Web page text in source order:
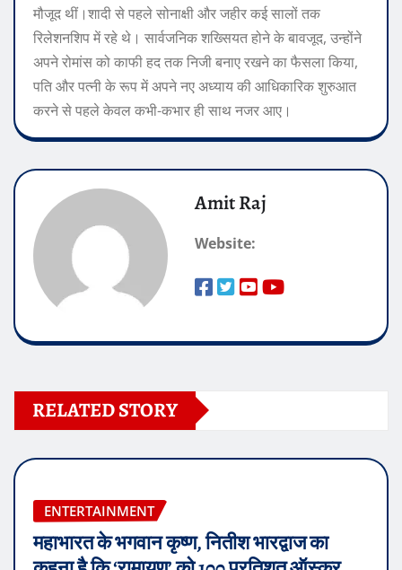
मौजूद थीं।शादी से पहले सोनाक्षी और जहीर कई सालों तक
रिलेशनशिप में रहे थे। सार्वजनिक शख्सियत होने के बावजूद, उन्होंने
अपने रोमांस को काफी हद तक निजी बनाए रखने का फैसला किया,
पति और पत्नी के रूप में अपने नए अध्याय की आधिकारिक शुरुआत
करने से पहले केवल कभी-कभार ही साथ नजर आए।
Amit Raj
Website:
RELATED STORY
ENTERTAINMENT
महाभारत के भगवान कृष्ण, नितीश भारद्वाज का